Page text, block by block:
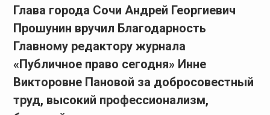
Глава города Сочи Андрей Георгиевич
Прошунин вручил Благодарность
Главному редактору журнала
«Публичное право сегодня» Инне
Викторовне Пановой за добросовестный
труд, высокий профессионализм,